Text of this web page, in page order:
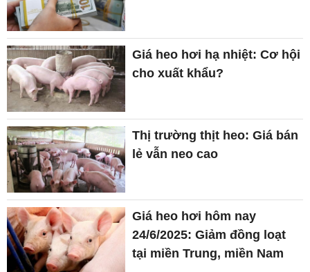
Giá heo hơi hạ nhiệt: Cơ hội
cho xuất khẩu?
Thị trường thịt heo: Giá bán
lẻ vẫn neo cao
Giá heo hơi hôm nay
24/6/2025: Giảm đồng loạt
tại miền Trung, miền Nam